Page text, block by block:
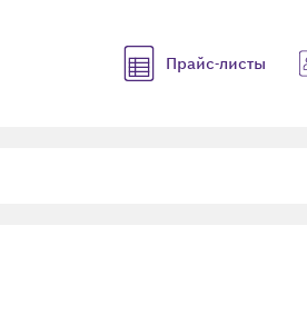
Прайс-листы